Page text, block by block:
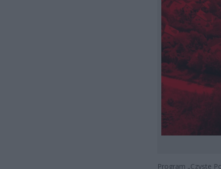
Program „Czyste